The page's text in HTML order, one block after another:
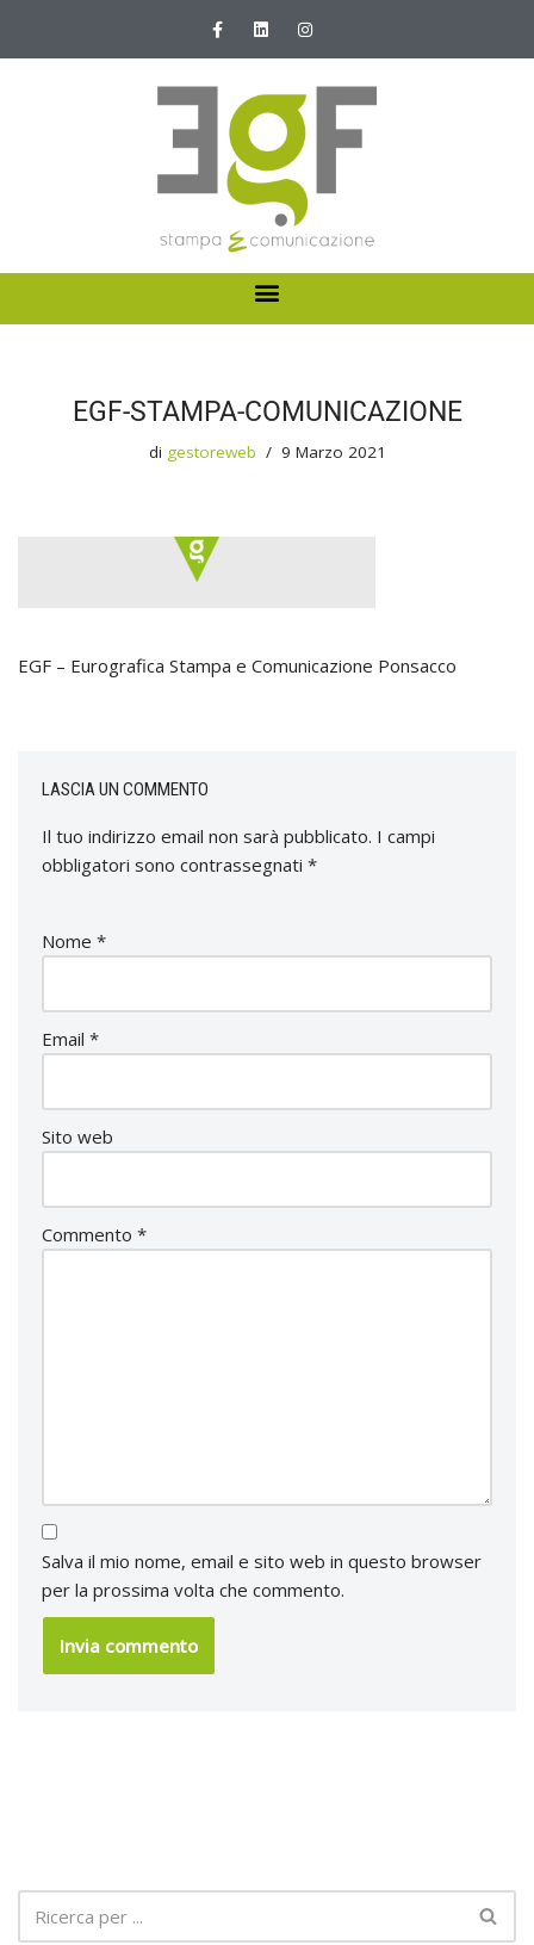
Vai
I NOSTRI SERVIZI
NEWS E PROMOZIONI
EGF-STAMPA-COMUNICAZIONE
di gestoreweb 9 Marzo 2021
EGF – Eurografica Stampa e Comunicazione Ponsacco
LASCIA UN COMMENTO
Il tuo indirizzo email non sarà pubblicato. I campi
obbligatori sono contrassegnati *
Nome *
Email *
Sito web
Commento *
Salva il mio nome, email e sito web in questo browser
per la prossima volta che commento.